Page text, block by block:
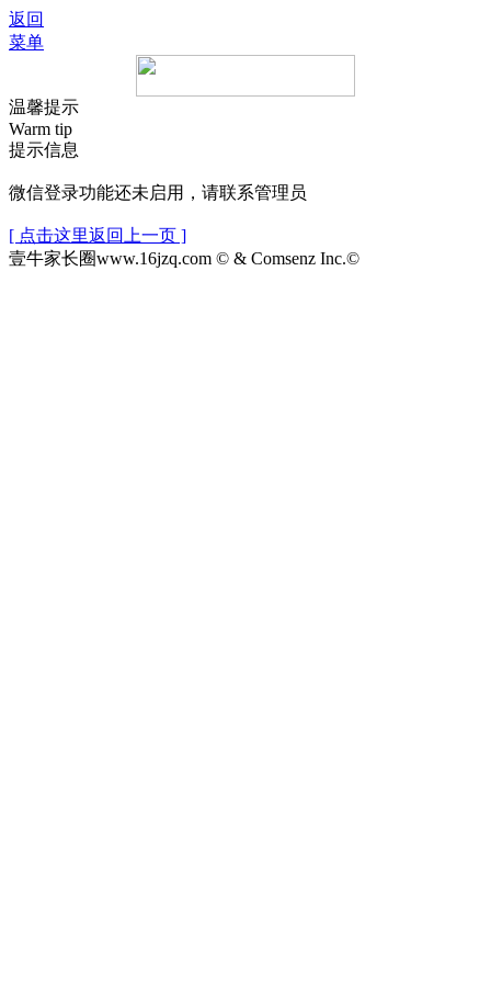
返回
菜单
温馨提示
Warm tip
提示信息
微信登录功能还未启用，请联系管理员
[ 点击这里返回上一页 ]
壹牛家长圈www.16jzq.com © & Comsenz Inc.©